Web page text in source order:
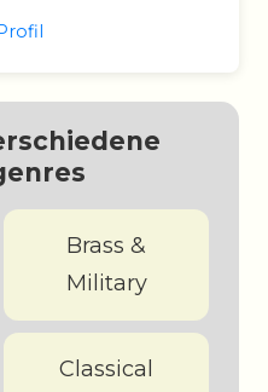
Brass &
Military
Classical